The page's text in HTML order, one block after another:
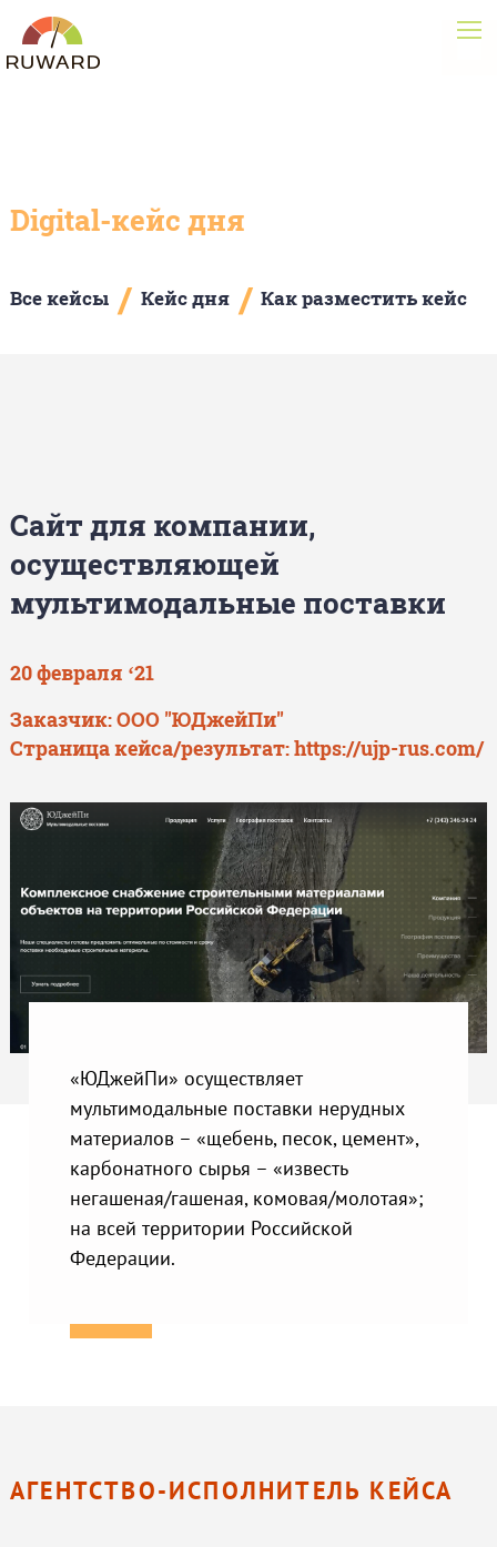
Digital-кейс дня
Все кейсы / Кейс дня / Как разместить кейс
Сайт для компании,
осуществляющей
мультимодальные поставки
20 февраля ‘21
Заказчик: ООО "ЮДжейПи"
Страница кейса/результат:https://ujp-rus.com/
«ЮДжейПи» осуществляет
мультимодальные поставки нерудных
материалов – «щебень, песок, цемент»,
карбонатного сырья – «известь
негашеная/гашеная, комовая/молотая»;
на всей территории Российской
Федерации.
АГЕНТСТВО-ИСПОЛНИТЕЛЬ КЕЙСА